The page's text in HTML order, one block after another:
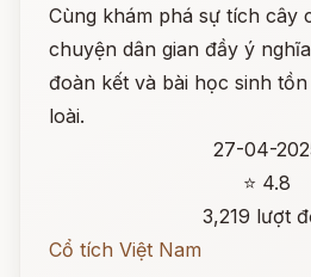
Cùng khám phá sự tích cây
chuyện dân gian đầy ý
đoàn kết và bài học sinh
loài.
27-04-
⭐ 4.8
3,219 lượt
Cổ tích Việt Nam